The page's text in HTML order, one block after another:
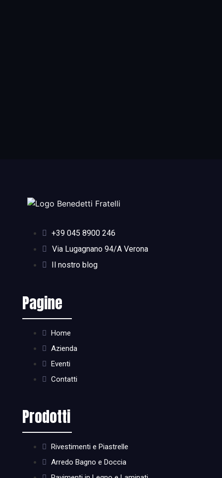
+39 045 8900 246
Via Lugagnano 94/A Verona
Il nostro blog
Pagine
Home
Azienda
Eventi
Contatti
Prodotti
Rivestimenti e Piastrelle
Arredo Bagno e Doccia